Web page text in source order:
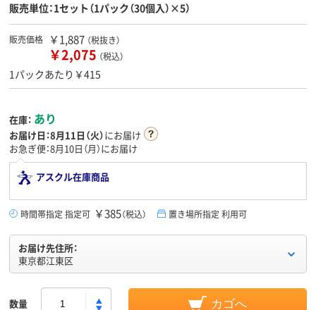
販売単位：1セット（1パック（30個入）×5）
販売価格 ￥1,887 （税抜き）
￥2,075 （税込）
1パックあたり￥415
在庫： あり
お届け日：8月11日（火）にお届け
お急ぎ便：8月10日（月）にお届け
アスクル在庫商品
時間帯指定 指定可 ￥385（税込） 置き場所指定 利用可
お届け先住所：
東京都江東区
数量 カゴへ